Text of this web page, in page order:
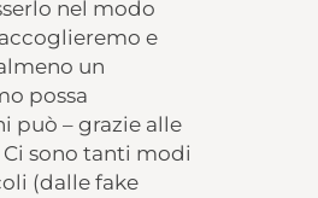
nel modo
e
un
possa
può – grazie alle
sono tanti modi
(dalle fake